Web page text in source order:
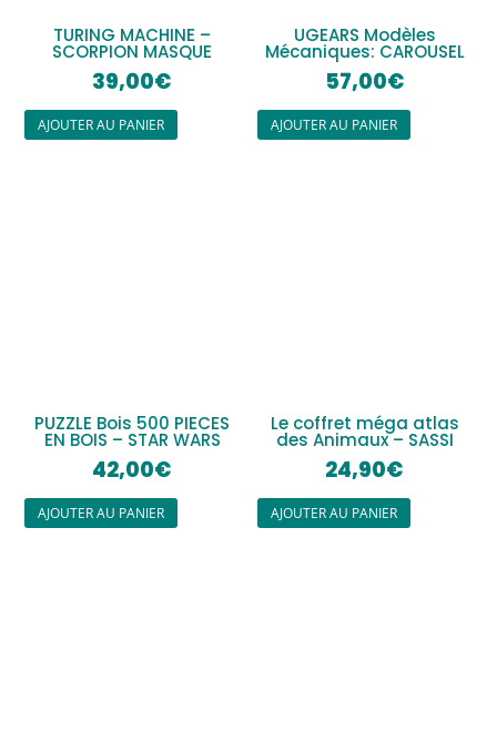
TURING MACHINE –
SCORPION MASQUE
39,00€
AJOUTER AU PANIER
UGEARS Modèles
Mécaniques: CAROUSEL
57,00€
AJOUTER AU PANIER
PUZZLE Bois 500 PIECES
EN BOIS – STAR WARS
42,00€
AJOUTER AU PANIER
Le coffret méga atlas
des Animaux – SASSI
24,90€
AJOUTER AU PANIER